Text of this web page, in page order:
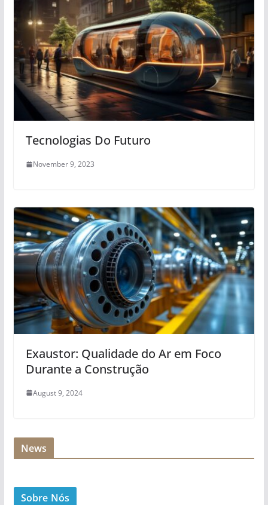
Tecnologias Do Futuro
November 9, 2023
Exaustor: Qualidade do Ar em Foco
Durante a Construção
August 9, 2024
News
Sobre Nós